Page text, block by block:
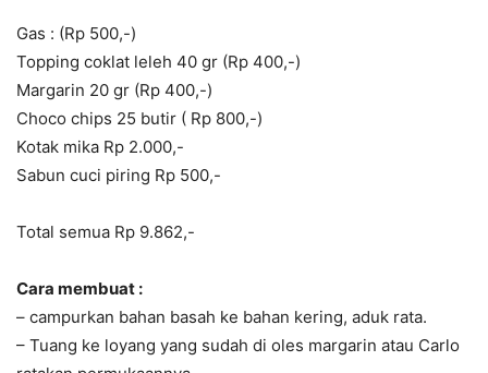
Gas : (Rp 500,-)
Topping coklat leleh 40 gr (Rp 400,-)
Margarin 20 gr (Rp 400,-)
Choco chips 25 butir ( Rp 800,-)
Kotak mika Rp 2.000,-
Sabun cuci piring Rp 500,-
Total semua Rp 9.862,-
Cara membuat :
– campurkan bahan basah ke bahan kering, aduk rata.
– Tuang ke loyang yang sudah di oles margarin atau Carlo